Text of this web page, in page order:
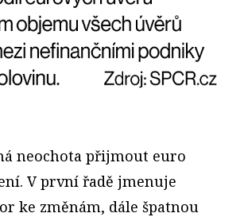
neochota přijmout euro
V první řadě jmenuje
ke změnám, dále špatnou